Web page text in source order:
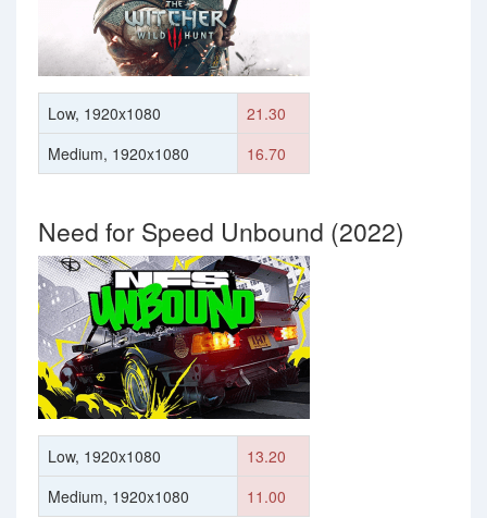
Low, 1920x1080
21.30
Medium, 1920x1080
16.70
Need for Speed Unbound (2022)
Low, 1920x1080
13.20
Medium, 1920x1080
11.00